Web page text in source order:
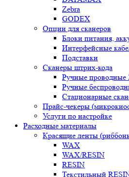
Zebra
GODEX
Опции для сканеров
Блоки питания,
Интерфейсные
Подставки
Сканеры штрих-кода
Ручные проводные
Ручные
Стационарные
Прайс-чекеры
Услуги по настройке
Расходные материалы
Красящие ленты
WAX
WAX/RESIN
RESIN
Текстильный